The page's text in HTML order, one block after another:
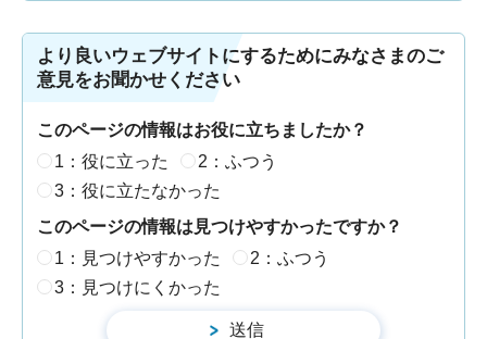
より良いウェブサイトにするためにみなさまのご
意見をお聞かせください
このページの情報はお役に立ちましたか？
1：役に立った
2：ふつう
3：役に立たなかった
このページの情報は見つけやすかったですか？
1：見つけやすかった
2：ふつう
3：見つけにくかった